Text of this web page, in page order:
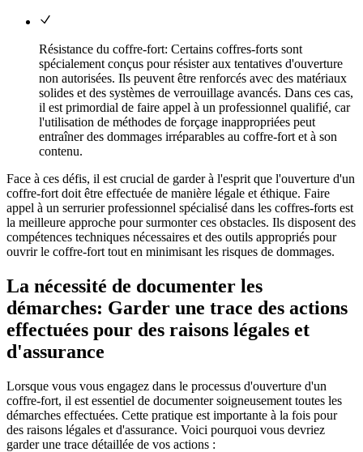
Résistance du coffre-fort: Certains coffres-forts sont
spécialement conçus pour résister aux tentatives d'ouverture
non autorisées. Ils peuvent être renforcés avec des matériaux
solides et des systèmes de verrouillage avancés. Dans ces cas,
il est primordial de faire appel à un professionnel qualifié, car
l'utilisation de méthodes de forçage inappropriées peut
entraîner des dommages irréparables au coffre-fort et à son
contenu.
Face à ces défis, il est crucial de garder à l'esprit que l'ouverture d'un
coffre-fort doit être effectuée de manière légale et éthique. Faire
appel à un serrurier professionnel spécialisé dans les coffres-forts est
la meilleure approche pour surmonter ces obstacles. Ils disposent des
compétences techniques nécessaires et des outils appropriés pour
ouvrir le coffre-fort tout en minimisant les risques de dommages.
La nécessité de documenter les
démarches: Garder une trace des actions
effectuées pour des raisons légales et
d'assurance
Lorsque vous vous engagez dans le processus d'ouverture d'un
coffre-fort, il est essentiel de documenter soigneusement toutes les
démarches effectuées. Cette pratique est importante à la fois pour
des raisons légales et d'assurance. Voici pourquoi vous devriez
garder une trace détaillée de vos actions :